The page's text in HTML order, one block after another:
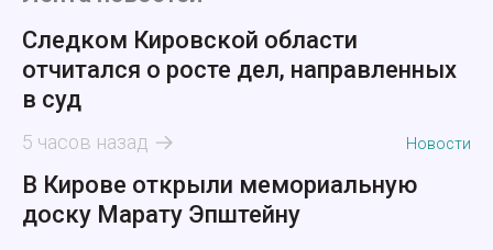
Следком Кировской области
отчитался о росте дел, направленных
в суд
5 часов назад Новости
В Кирове открыли мемориальную
доску Марату Эпштейну